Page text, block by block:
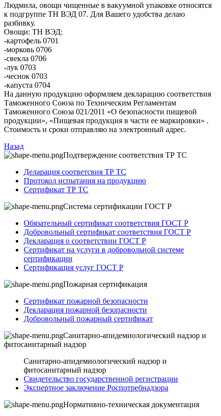
Людмила, овощи чищенные в вакуумной упаковке относятся
к подгруппе ТН ВЭД 07. Для Вашего удобства делаю
разбивку.
Овощи: ТН ВЭД:
-картофель 0701
-морковь 0706
-свекла 0706
-лук 0703
-чеснок 0703
-капуста 0704
На данную продукцию оформляем декларацию соответствия
Таможенного Союза по Техническим Регламентам
Таможенного Союза 021/2011 «О безопасности пищевой
продукции», «Пищевая продукция в части ее маркировки» .
Стоимость и сроки отправляю на электронный адрес.
Назад
Подтверждение соответствия ТР ТС
Деларация соответсвия ТР ТС
Протокол испытания на продукцию
Сертификат ТР ТС
Система сертификации ГОСТ Р
Обязательный сертификат соответствия ГОСТ Р
Добровольный сертификат соответствия ГОСТ Р
Декларация о соответствии ГОСТ Р
Сертификат на услуги в добровольной системе
сертификации
Сертификация услуг ГОСТ Р
Пожарная сертификация
Сертификат пожарной безопасности
Декларация пожарной безопасности
Добровольный пожарный сертификат
Санитарно-апидемиологический надзор и
фитосанитарный надзор
Санитарно-апидемиологический надзор и
фитосанитарный надзор
Свидетельство государственной регистрации
Экспертное заключение Роспотребнадзора
Нормативно-техническая документация